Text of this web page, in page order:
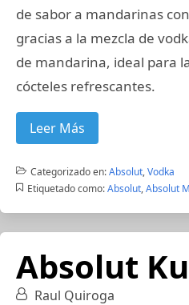
de sabor a mandarinas
gracias a la mezcla de
de mandarina, ideal para
cócteles refrescantes.
Leer Más
Categorizado en:Absolut,Vodka
Etiquetado como: Absolut,Absolut
Absolut
Raul Quiroga